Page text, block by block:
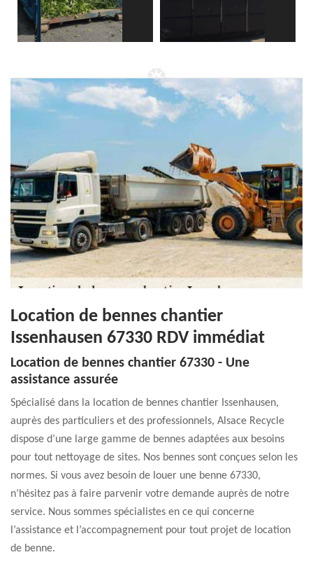
Location de bennes chantier
Issenhausen 67330 RDV immédiat
Location de bennes chantier 67330 - Une
assistance assurée
Spécialisé dans la location de bennes chantier Issenhausen,
auprès des particuliers et des professionnels, Alsace Recycle
dispose d’une large gamme de bennes adaptées aux besoins
pour tout nettoyage de sites. Nos bennes sont conçues selon les
normes. Si vous avez besoin de louer une benne 67330,
n’hésitez pas à faire parvenir votre demande auprès de notre
service. Nous sommes spécialistes en ce qui concerne
l’assistance et l’accompagnement pour tout projet de location
de benne.